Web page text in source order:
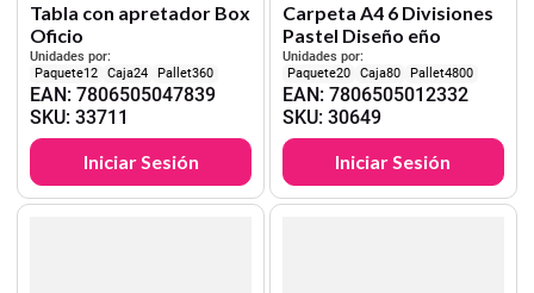
Tabla con apretador Box
Oficio
Unidades por:
12
24 360
EAN:7806505047839
SKU:33711
Iniciar Sesión
Carpeta A4 6 Divisiones
Pastel Diseño eño
Unidades por:
20
80 4800
EAN: 7806505012332
SKU: 30649
Iniciar Sesión